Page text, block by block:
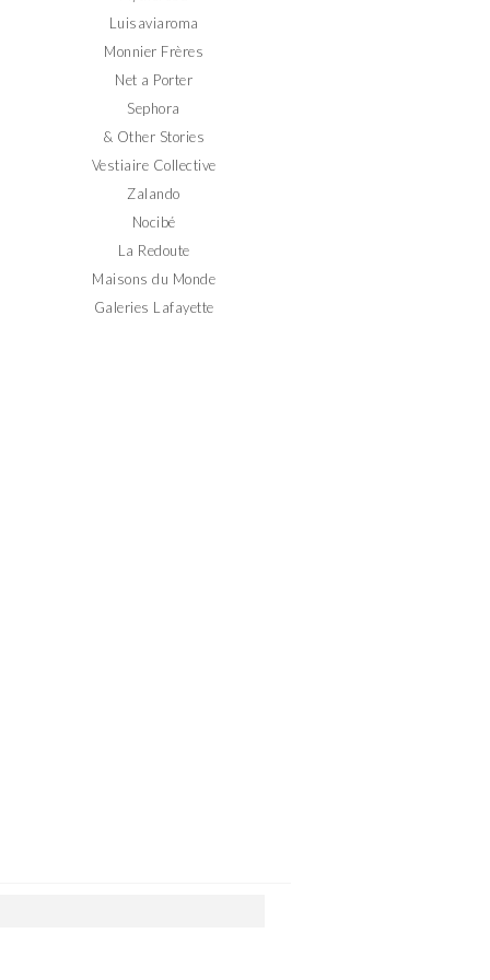
Luisaviaroma
Monnier Frères
Net a Porter
Sephora
& Other Stories
Vestiaire Collective
Zalando
Nocibé
La Redoute
Maisons du Monde
Galeries Lafayette